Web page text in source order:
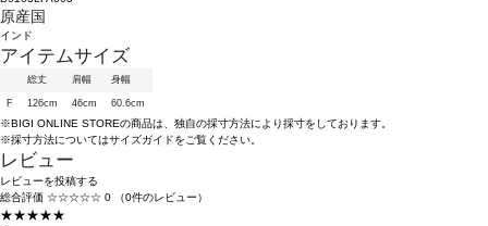
原産国
インド
アイテムサイズ
総丈 肩幅 身幅
F 126cm 46cm 60.6cm
※BIGI ONLINE STOREの商品は、独自の採寸方法により採寸をしております。
※採寸方法についてはサイズガイドをご覧ください。
レビュー
レビューを投稿する
総合評価 ☆☆☆☆☆ 0 （0件のレビュー）
★★★★★